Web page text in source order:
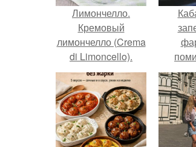
Лимончелло.
Кремовый
лимончелло (Crema
di Limoncello).